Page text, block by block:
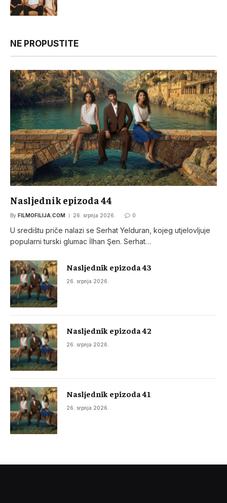
NE PROPUSTITE
Nasljednik epizoda 44
By FILMOFILIJA.COM 26. srpnja 2026. 0
U središtu priče nalazi se Serhat Yelduran, kojeg utjelovljuje
popularni turski glumac İlhan Şen. Serhat…
Nasljednik epizoda 43
26. srpnja 2026.
Nasljednik epizoda 42
26. srpnja 2026.
Nasljednik epizoda 41
26. srpnja 2026.